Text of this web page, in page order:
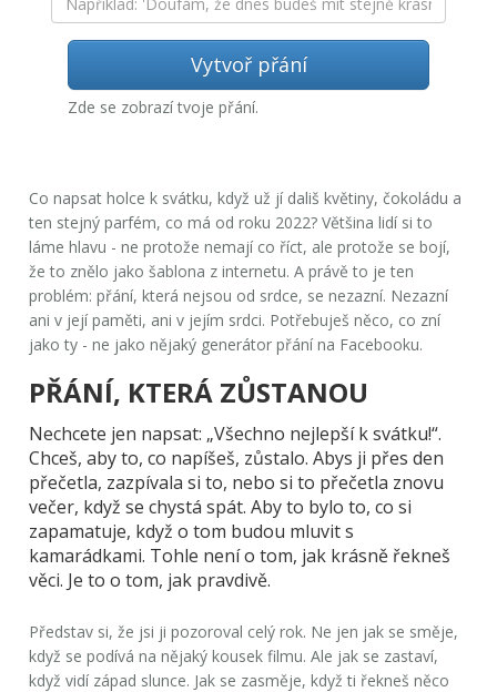
Vytvoř přání
Zde se zobrazí tvoje přání.
Co napsat holce k svátku, když už jí dališ květiny, čokoládu a
ten stejný parfém, co má od roku 2022? Většina lidí si to
láme hlavu - ne protože nemají co říct, ale protože se bojí,
že to znělo jako šablona z internetu. A právě to je ten
problém:přání, která nejsou od srdce, se nezazní. Nezazní
ani v její paměti, ani v jejím srdci. Potřebuješ něco, co zní
jako ty - ne jako nějaký generátor přání na Facebooku.
PŘÁNÍ, KTERÁ ZŮSTANOU
Nechcete jen napsat: „Všechno nejlepší k svátku!“.
Chceš, aby to, co napíšeš, zůstalo. Abys ji přes den
přečetla, zazpívala si to, nebo si to přečetla znovu
večer, když se chystá spát. Aby to bylo to, co si
zapamatuje, když o tom budou mluvit s
kamarádkami. Tohle není o tom, jak krásně řekneš
věci. Je to o tom, jak pravdivě.
Představ si, že jsi ji pozoroval celý rok. Ne jen jak se směje,
když se podívá na nějaký kousek filmu. Ale jak se zastaví,
když vidí západ slunce. Jak se zasměje, když ti řekneš něco